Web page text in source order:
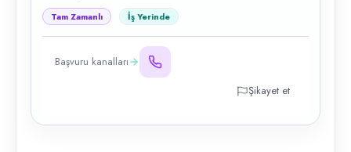
Tam Zamanlı İş Yerinde
Başvuru kanalları
Şikayet et